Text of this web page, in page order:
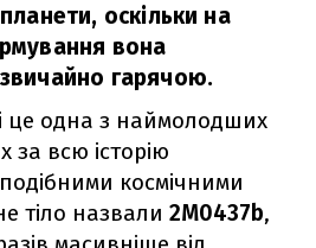
оскільки на
вона
гарячою.
це одна з наймолодших
за всю історію
космічними
тіло назвали 2M0437b,